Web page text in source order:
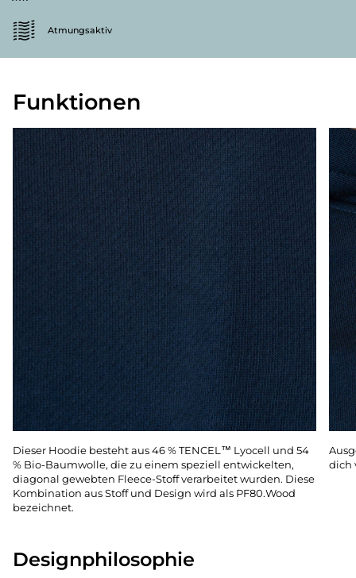
Atmungsaktiv
Funktionen
Dieser Hoodie besteht aus 46 % TENCEL™ Lyocell und 54
% Bio-Baumwolle, die zu einem speziell entwickelten,
diagonal gewebten Fleece-Stoff verarbeitet wurden. Diese
Kombination aus Stoff und Design wird als PF80.Wood
bezeichnet.
dich
Designphilosophie